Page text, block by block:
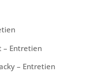
– Entretien
– Entretien